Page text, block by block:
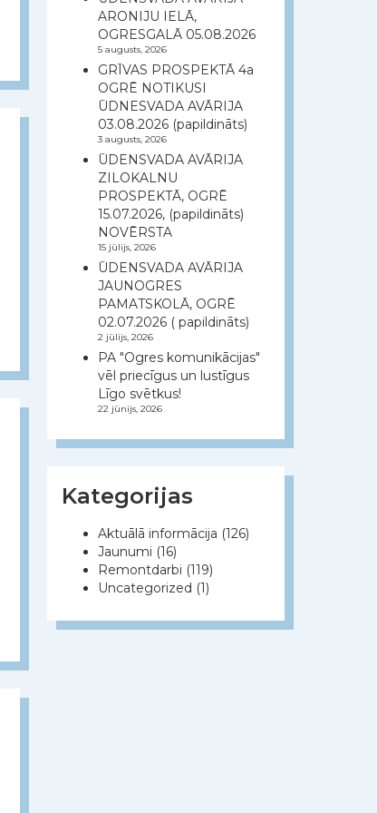
ARONIJU IELĀ,
OGRESGALĀ 05.08.2026
5 augusts, 2026
GRĪVAS PROSPEKTĀ 4a
OGRĒ NOTIKUSI
ŪDNESVADA AVĀRIJA
03.08.2026 (papildināts)
3 augusts, 2026
ŪDENSVADA AVĀRIJA
ZILOKALNU
PROSPEKTĀ, OGRĒ
15.07.2026, (papildināts)
NOVĒRSTA
15 jūlijs, 2026
ŪDENSVADA AVĀRIJA
JAUNOGRES
PAMATSKOLĀ, OGRĒ
02.07.2026 ( papildināts)
2 jūlijs, 2026
PA "Ogres komunikācijas"
vēl priecīgus un lustīgus
Līgo svētkus!
22 jūnijs, 2026
Kategorijas
Aktuālā informācija (126)
Jaunumi (16)
Remontdarbi (119)
Uncategorized (1)